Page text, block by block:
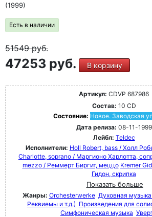
(1999)
Есть в наличии
51549руб.
47253 руб. В корзину
Артикул: CDVP 687986
Состав: 10 CD
Состояние: Новое. Заводская
Дата релиза: 08-11-1999
Лейбл: Teldec
Исполнители: Holl Robert, bass / Холл
Charlotte, soprano / Маргионо Харлотта,
mezzo / Реммерт Биргит, меццо Kremer
Гидон, скрипка
Показать больше
Жанры: Orchesterwerke Духовная
Реквиемы и т.д.) Произведения для
Симфоническая музыка